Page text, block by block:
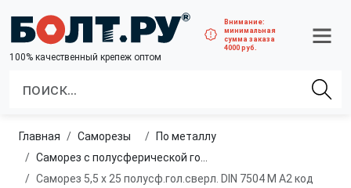
100% качественный крепеж оптом
Внимание:
минимальная
сумма заказа
4000 руб.
Главная саморезы
по металлу
Саморез с полусферической головкой и сверлом
Саморез 5,5 х 25 полусф.гол.сверл. DIN 7504 M A2 код